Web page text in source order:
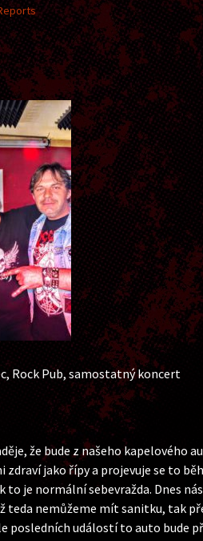
Rock Pub, samostatný koncert
že bude z našeho
zdraví jako řípy a projevuje se to
to je normální sebevražda. Dnes
teda nemůžeme mít sanitku, tak
posledních událostí to auto bude